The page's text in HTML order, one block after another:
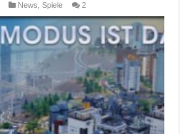
News,Spiele 2